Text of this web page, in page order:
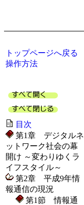
トップページへ戻る
操作方法
目次
第1章 デジタルネ
ットワーク社会の幕
開け ～変わりゆくラ
イフスタイル～
第2章 平成9年情
報通信の現況
第1節 情報通